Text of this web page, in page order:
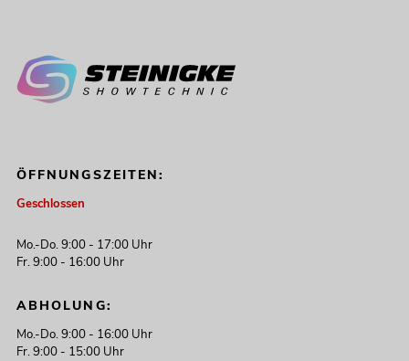
ÖFFNUNGSZEITEN:
Geschlossen
Mo.-Do. 9:00 - 17:00 Uhr
Fr. 9:00 - 16:00 Uhr
ABHOLUNG:
Mo.-Do. 9:00 - 16:00 Uhr
Fr. 9:00 - 15:00 Uhr